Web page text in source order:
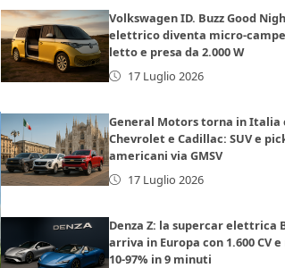
Volkswagen ID. Buzz Good
elettrico diventa micro-
letto e presa da 2.000 W
17 Luglio 2026
General Motors torna in Italia
Chevrolet e Cadillac: SUV e
americani via GMSV
17 Luglio 2026
Denza Z: la supercar elettrica
arriva in Europa con 1.600 CV
10-97% in 9 minuti